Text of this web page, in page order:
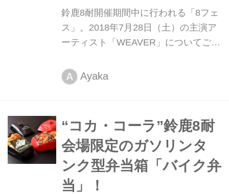
鈴鹿8耐開催期間中に行われる「8フェ
ス」。2018年7月28日（土）の主演ア
ーティスト「WEAVER」についてご紹
A Ayaka
“コカ・コーラ”鈴鹿8耐
会場限定のガソリンタ
ンク型弁当箱「バイク弁
当」！